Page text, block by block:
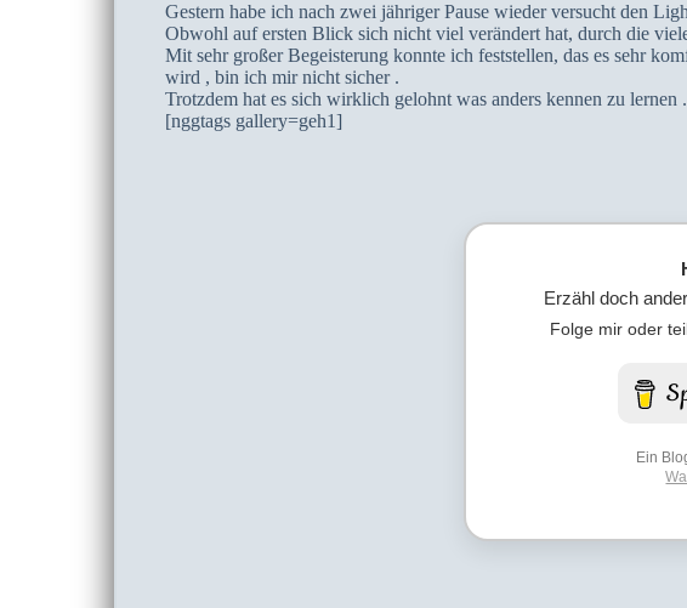
Gestern habe ich nach zwei jähriger Pause wieder versucht den
Obwohl auf ersten Blick sich nicht viel verändert hat, durch die
Mit sehr großer Begeisterung konnte ich feststellen, das es sehr
wird , bin ich mir nicht sicher .
Trotzdem hat es sich wirklich gelohnt was anders kennen zu lernen .
[nggtags gallery=geh1]
Erzähl doch
Folge mir oder
Ein